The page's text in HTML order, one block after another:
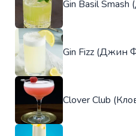
Gin Basil
Gin Fizz (Джин
Clover Club